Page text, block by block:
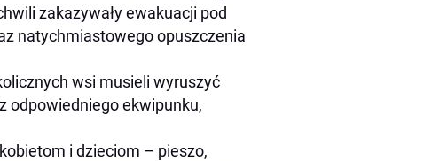
zakazywały ewakuacji pod
natychmiastowego opuszczenia
wsi musieli wyruszyć
odpowiedniego ekwipunku,
i dzieciom – pieszo,